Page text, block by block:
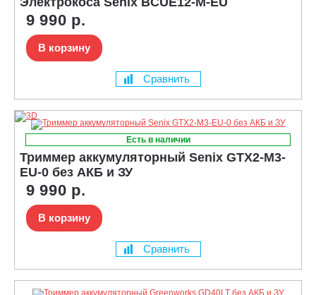
9 990 р.
В корзину
Сравнить
Есть в наличии
Триммер аккумуляторный Senix GTX2-M3-
EU-0 без АКБ и ЗУ
9 990 р.
В корзину
Сравнить